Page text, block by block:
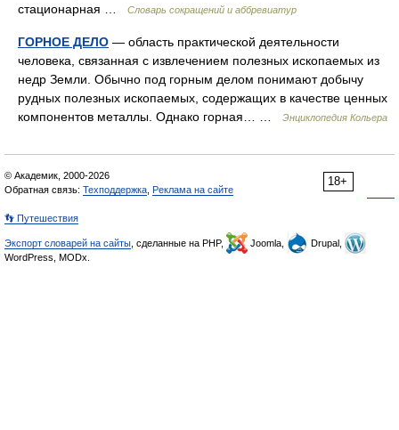
стационарная …
Словарь сокращений и аббревиатур
ГОРНОЕ ДЕЛО — область практической деятельности
человека, связанная с извлечением полезных ископаемых из
недр Земли. Обычно под горным делом понимают добычу
рудных полезных ископаемых, содержащих в качестве ценных
компонентов металлы. Однако горная… …
Энциклопедия Кольера
18+
© Академик, 2000-2026
Обратная связь: Техподдержка Реклама на сайте
👣 Путешествия
Экспорт словарей на сайты , сделанные на PHP, Joomla,
Drupal,
WordPress, MODx.